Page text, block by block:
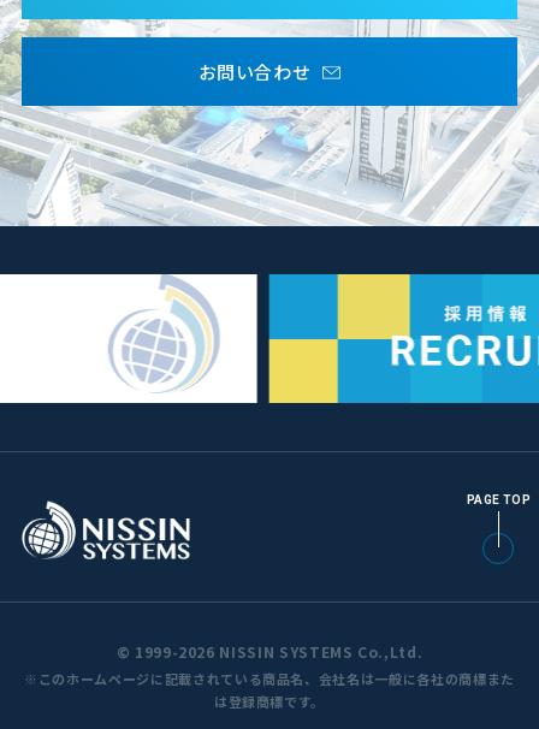
お問い合わせ
PAGE TOP
© 1999-2026 NISSIN SYSTEMS Co.,Ltd.
※このホームページに記載されている商品名、会社名は一般に各社の商標また
は登録商標です。